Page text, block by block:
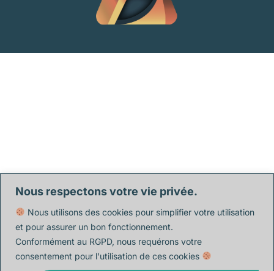
Nous respectons votre vie privée.
Nous utilisons des cookies pour simplifier votre utilisation
et pour assurer un bon fonctionnement.
Conformément au RGPD, nous requérons votre
consentement pour l'utilisation de ces cookies